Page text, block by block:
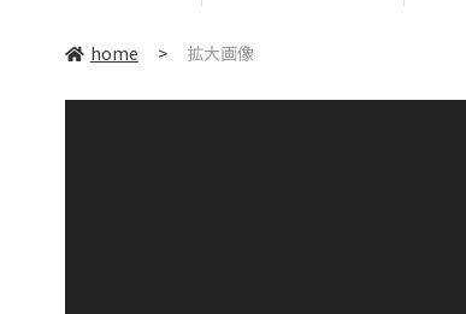
home > 拡大画像